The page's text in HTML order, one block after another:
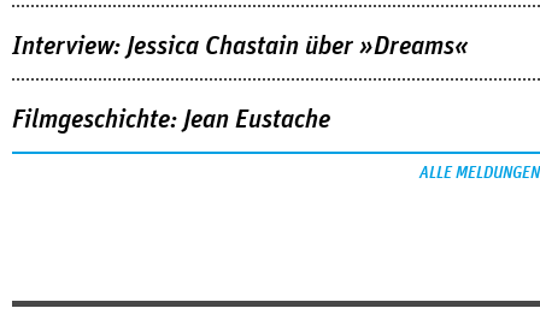
Interview: Jessica Chastain über »Dreams«
Filmgeschichte: Jean Eustache
ALLE MELDUNGEN